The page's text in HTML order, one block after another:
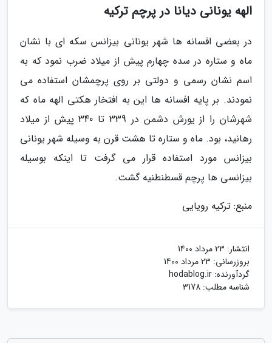
الهه یونانی دیانا در پرچم ترکیه
در بعضی افسانه ها شهر یونانی بیزانس سکه ای با نشان
ماه و ستاره در سده چهارم پیش از میلاد ضرب نمود که به
اسم نشان رسمی و دولتی بر روی پرچمشان استفاده می
نمودند. بر پایه افسانه ها این به افتخار هکتی الهه ماه که
شهرشان را از یورش دشمن در 339 تا 340 پیش از میلاد
رهانید، بود. ماه و ستاره تا هشت قرن به وسیله شهر یونانی
بیزانس مورد استفاده قرار می گرفت تا اینکه بوسیله
بیزانسی ها پرچم قسطنطنیه گشت.
منبع: ترکیه رویایی
انتشار: 23 مرداد 1400
بروزرسانی: 23 مرداد 1400
گردآورنده: hodablog.ir
شناسه مطلب: 3178